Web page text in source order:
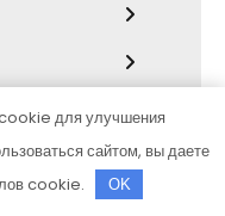
для улучшения
сайтом, вы даете
cookie.
OK